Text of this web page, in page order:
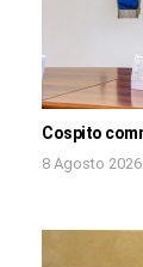
Cospito
8 Agosto 2026